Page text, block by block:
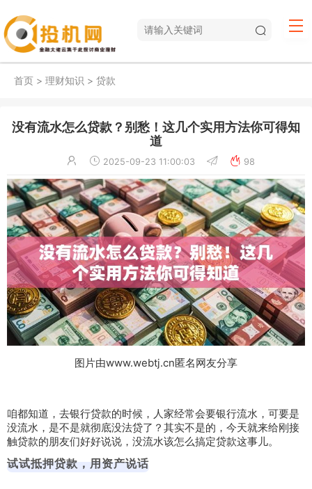
首页 > 理财知识 > 贷款
没有流水怎么贷款？别愁！这几个实用方法你可得知
道
2025-09-23 11:00:03 98
图片由www.webtj.cn匿名网友分享
咱都知道，去银行贷款的时候，人家经常会要银行流水，可要是
没流水，是不是就彻底没法贷了？其实不是的，今天就来给刚接
触贷款的朋友们好好说说，没流水该怎么搞定贷款这事儿。
试试抵押贷款，用资产说话